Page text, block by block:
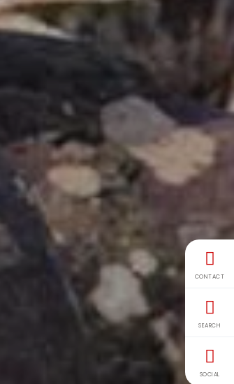
CONTACT
SEARCH
SOCIAL